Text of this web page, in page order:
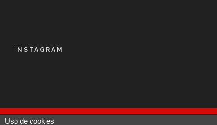
INSTAGRAM
Uso de cookies